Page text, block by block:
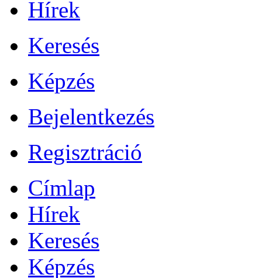
Hírek
Keresés
Képzés
Bejelentkezés
Regisztráció
Címlap
Hírek
Keresés
Képzés